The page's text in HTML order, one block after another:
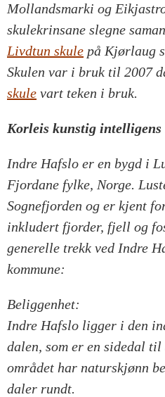
Mollandsmarki og
skulekrinsane slegne
Livdtun skule på Kjørlaug
Skulen var i bruk til 2007
skule vart teken i bruk.
Korleis kunstig
Indre Hafslo er en bygd i
Fjordane fylke, Norge.
Sognefjorden og er kjent
inkludert fjorder, fjell og
generelle trekk ved Indre
kommune:
Beliggenhet:
Indre Hafslo ligger i den
dalen, som er en sidedal
området har naturskjønn
daler rundt.